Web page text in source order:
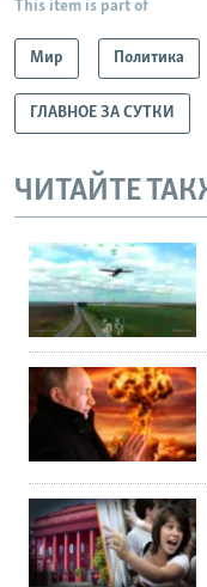
This item is part of
Мир Политика
ГЛАВНОЕ ЗА СУТКИ
ЧИТАЙТЕ